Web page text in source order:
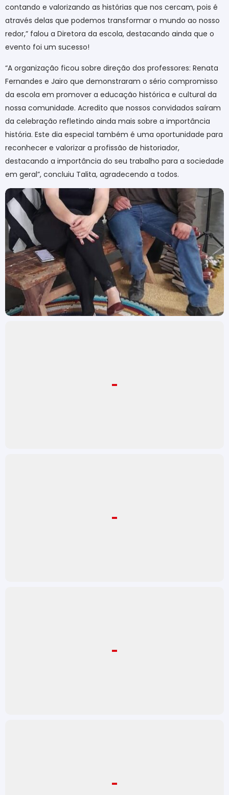
contando e valorizando as histórias que nos cercam, pois é
através delas que podemos transformar o mundo ao nosso
redor,” falou a Diretora da escola, destacando ainda que o
evento foi um sucesso!
“A organização ficou sobre direção dos professores: Renata
Fernandes e Jairo que demonstraram o sério compromisso
da escola em promover a educação histórica e cultural da
nossa comunidade. Acredito que nossos convidados saíram
da celebração refletindo ainda mais sobre a importância
história. Este dia especial também é uma oportunidade para
reconhecer e valorizar a profissão de historiador,
destacando a importância do seu trabalho para a sociedade
em geral”, concluiu Talita, agradecendo a todos.